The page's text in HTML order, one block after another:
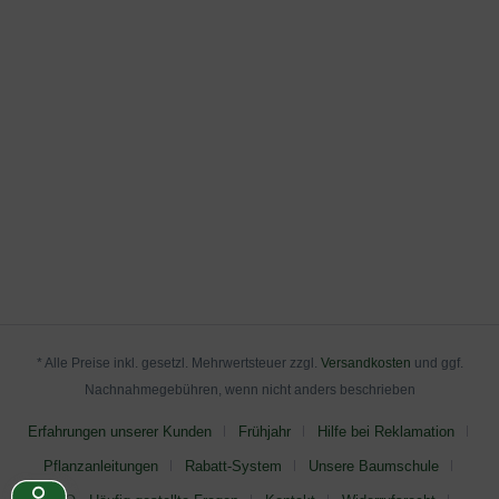
* Alle Preise inkl. gesetzl. Mehrwertsteuer zzgl. Versandkosten und ggf.
Nachnahmegebühren, wenn nicht anders beschrieben
Erfahrungen unserer Kunden Frühjahr Hilfe bei Reklamation
Pflanzanleitungen Rabatt-System Unsere Baumschule